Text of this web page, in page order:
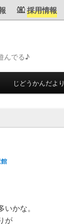
採用情報
んでる♪
じどうかんだより
かな。
が